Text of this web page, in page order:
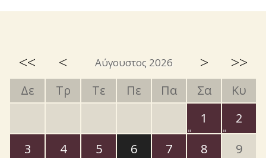
<< < Αύγουστος 2026 > >>
Δε Τρ Τε Πε Πα Σα
Κυ
1
2
3
4 5 6 7 8
9